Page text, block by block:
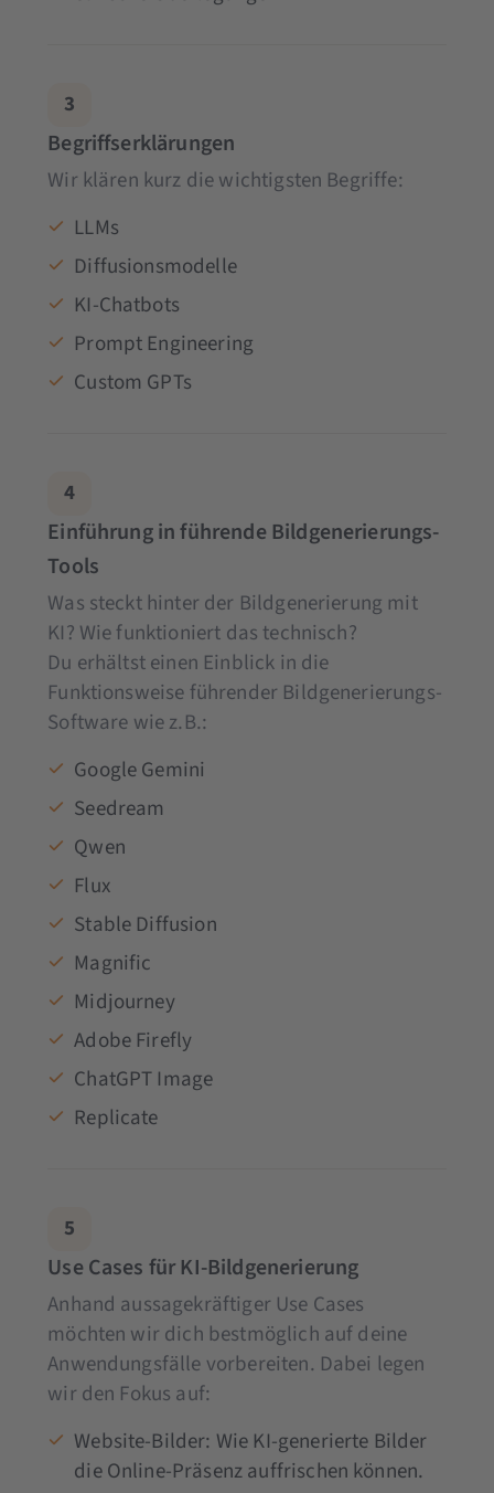
3
Begriffserklärungen
Wir klären kurz die wichtigsten Begriffe:
LLMs
Diffusionsmodelle
KI-Chatbots
Prompt Engineering
Custom GPTs
4
Einführung in führende Bildgenerierungs-
Tools
Was steckt hinter der Bildgenerierung mit
KI? Wie funktioniert das technisch?
Du erhältst einen Einblick in die
Funktionsweise führender Bildgenerierungs-
Software wie z.B.:
Google Gemini
Seedream
Qwen
Flux
Stable Diffusion
Magnific
Midjourney
Adobe Firefly
ChatGPT Image
Replicate
5
Use Cases für KI-Bildgenerierung
Anhand aussagekräftiger Use Cases
möchten wir dich bestmöglich auf deine
Anwendungsfälle vorbereiten. Dabei legen
wir den Fokus auf:
Website-Bilder: Wie KI-generierte Bilder
die Online-Präsenz auffrischen können.